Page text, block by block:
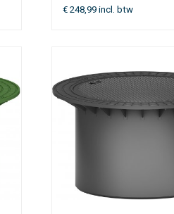
€ 248,99incl. btw